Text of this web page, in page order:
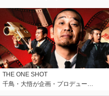
THE ONE SHOT
千鳥・大悟が企画・プロデュー…